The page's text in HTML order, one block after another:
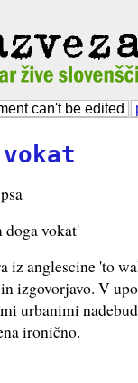
can't be edited
doga vokat'
iz anglescine 'to
izgovorjavo. V
urbanimi
ironično.